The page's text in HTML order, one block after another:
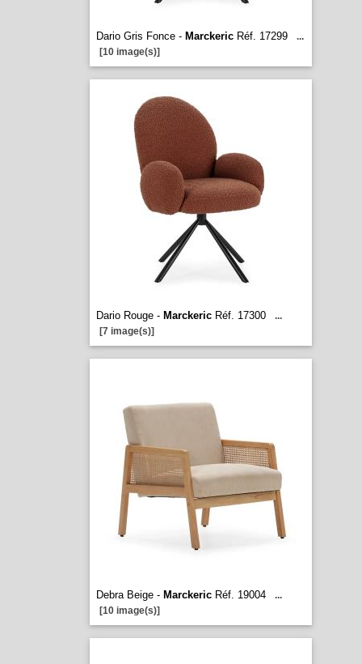
Dario Gris Fonce - MarckericRéf. 17299
...
[10 image(s)]
Dario Rouge - MarckericRéf. 17300
...
[7 image(s)]
Debra Beige - MarckericRéf. 19004
...
[10 image(s)]